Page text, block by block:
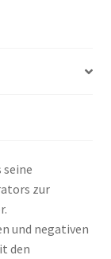
zur
und negativen
den